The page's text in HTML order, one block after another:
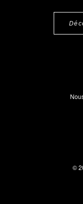
©